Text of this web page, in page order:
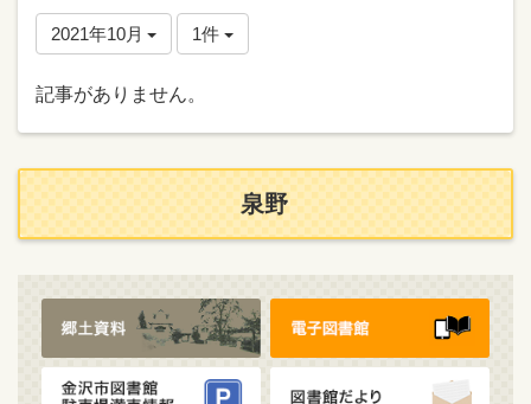
2021年10月 1件
記事がありません。
泉野